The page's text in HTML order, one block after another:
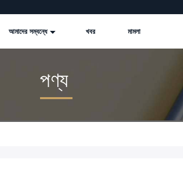
আমাদের সম্বন্ধে খবর মামলা
পণ্য